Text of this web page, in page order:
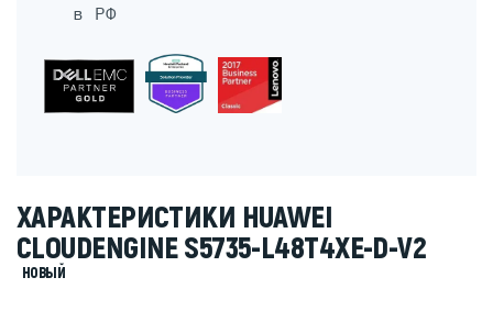
в РФ
ХАРАКТЕРИСТИКИ HUAWEI
CLOUDENGINE S5735-L48T4XE-D-V2
НОВЫЙ